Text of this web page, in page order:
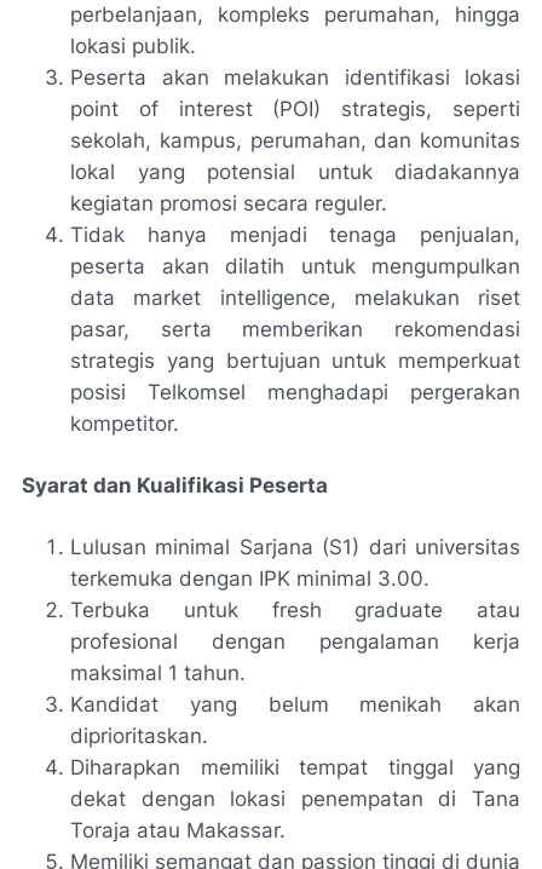
perbelanjaan, kompleks perumahan, hingga
lokasi publik.
Peserta akan melakukan identifikasi lokasi
point of interest (POI) strategis, seperti
sekolah, kampus, perumahan, dan komunitas
lokal yang potensial untuk diadakannya
kegiatan promosi secara reguler.
Tidak hanya menjadi tenaga penjualan,
peserta akan dilatih untuk mengumpulkan
data market intelligence, melakukan riset
pasar, serta memberikan rekomendasi
strategis yang bertujuan untuk memperkuat
posisi Telkomsel menghadapi pergerakan
kompetitor.
Syarat dan Kualifikasi Peserta
Lulusan minimal Sarjana (S1) dari universitas
terkemuka dengan IPK minimal 3.00.
Terbuka untuk fresh graduate atau
profesional dengan pengalaman kerja
maksimal 1 tahun.
Kandidat yang belum menikah akan
diprioritaskan.
Diharapkan memiliki tempat tinggal yang
dekat dengan lokasi penempatan di Tana
Toraja atau Makassar.
Memiliki semangat dan passion tinggi di dunia